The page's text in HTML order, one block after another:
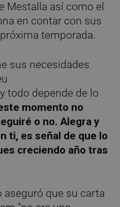
Mestalla así como el
en contar con sus
temporada.
sus necesidades
y todo depende de lo
momento no
o no. Alegra y
ti, es señal de que lo
creciendo año tras
aseguró que su carta